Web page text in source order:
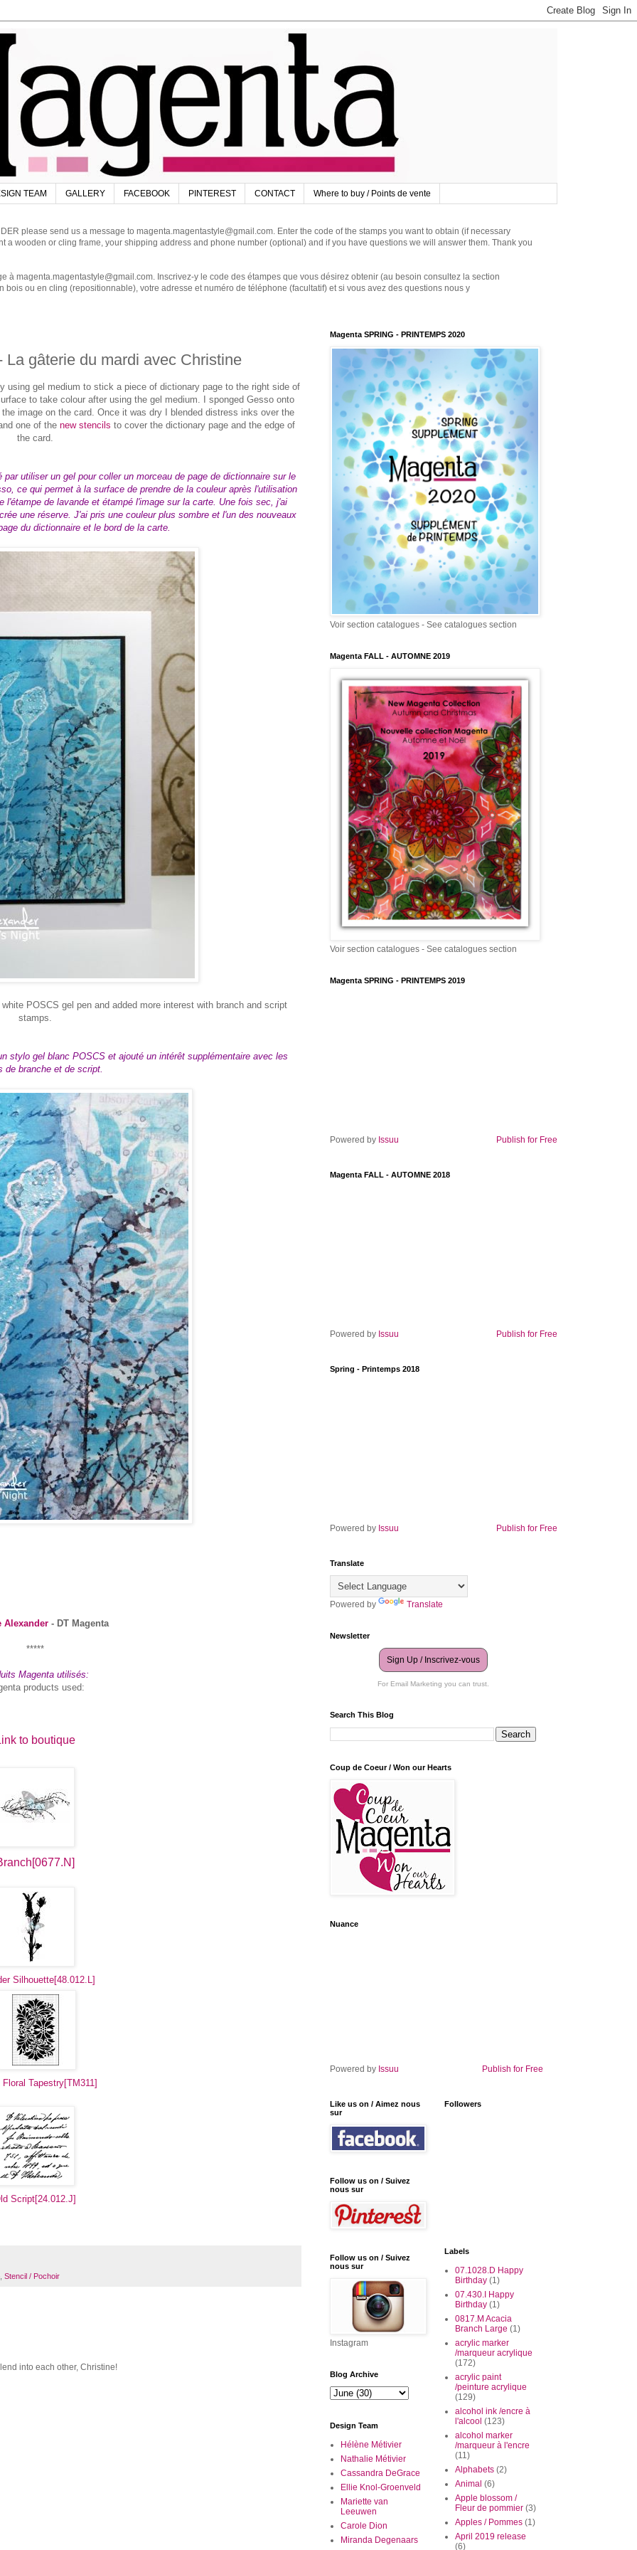
TEAM GALLERY FACEBOOK PINTEREST CONTACT Where to buy / Points de vente
please send us a message to magenta.magentastyle@gmail.com. Enter the code of the stamps you want to obtain (if necessary
a wooden or cling frame, your shipping address and phone number (optional) and if you have questions we will answer them. Thank you
à magenta.magentastyle@gmail.com. Inscrivez-y le code des étampes que vous désirez obtenir (au besoin consultez la section
ou en cling (repositionnable), votre adresse et numéro de téléphone (facultatif) et si vous avez des questions nous y
gâterie du mardi avec Christine
using gel medium to stick a piece of dictionary page to the right side of
to take colour after using the gel medium. I sponged Gesso onto
image on the card. Once it was dry I blended distress inks over the
one of the new stencils to cover the dictionary page and the edge of
the card.
utiliser un gel pour coller un morceau de page de dictionnaire sur le
ce qui permet à la surface de prendre de la couleur après l'utilisation
l'étampe de lavande et étampé l'image sur la carte. Une fois sec, j'ai
une réserve. J'ai pris une couleur plus sombre et l'un des nouveaux
du dictionnaire et le bord de la carte.
POSCS gel pen and added more interest with branch and script
stamps.
stylo gel blanc POSCS et ajouté un intérêt supplémentaire avec les
de branche et de script.
Alexander- DT Magenta
*****
Magenta utilisés:
products used:
to boutique
Silhouette[48.012.L]
Floral Tapestry[TM311]
Script[24.012.J]
, Stencil / Pochoir
into each other, Christine!
Magenta SPRING - PRINTEMPS 2020
Voir section catalogues - See catalogues section
Magenta FALL - AUTOMNE 2019
Voir section catalogues - See catalogues section
Magenta SPRING - PRINTEMPS 2019
Powered by Issuu Publish for Free
Magenta FALL - AUTOMNE 2018
Powered by Issuu Publish for Free
Spring - Printemps 2018
Powered by Issuu Publish for Free
Translate
Powered by Translate
Newsletter
Sign Up / Inscrivez-vous
For Email Marketing you can trust.
Search This Blog
Coup de Coeur / Won our Hearts
Nuance
Powered by Issuu Publish for Free
Like us on / Aimez nous
sur
Follow us on / Suivez
nous sur
Follow us on / Suivez
nous sur
Instagram
Blog Archive
Design Team
Hélène Métivier
Nathalie Métivier
Cassandra DeGrace
Ellie Knol-Groenveld
Mariette van
Leeuwen
Carole Dion
Miranda Degenaars
Followers
Labels
07.1028.D Happy
Birthday (1)
07.430.I Happy
Birthday (1)
0817.M Acacia
Branch Large (1)
acrylic marker
/marqueur acrylique
(172)
acrylic paint
/peinture acrylique
(129)
alcohol ink /encre à
l'alcool (123)
alcohol marker
/marqueur à l'encre
(11)
Alphabets (2)
Animal (6)
Apple blossom /
Fleur de pommier (3)
Apples / Pommes (1)
April 2019 release
(6)